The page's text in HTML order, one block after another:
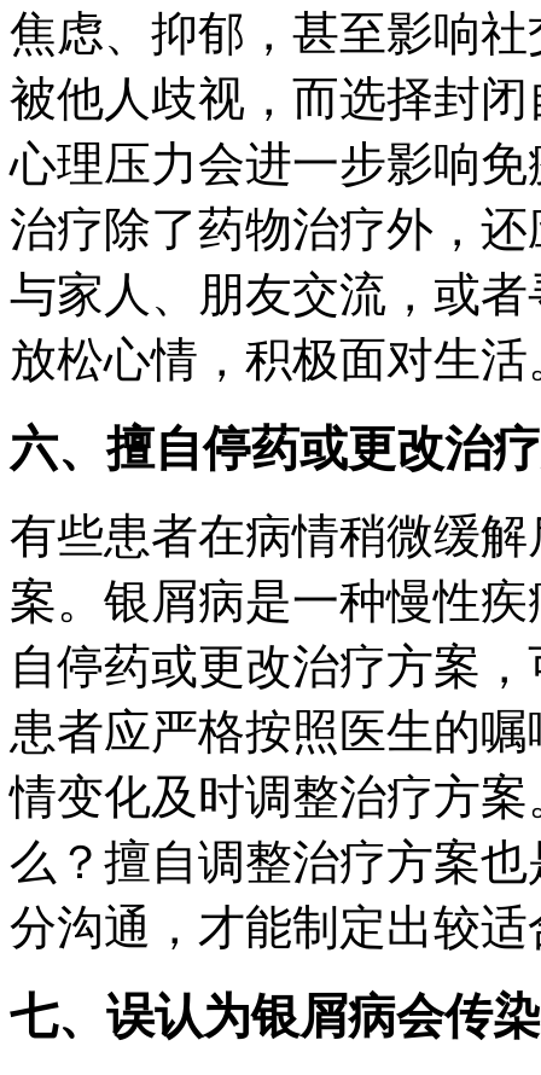
焦虑、抑郁，甚至影响
被他人歧视，而选择封
心理压力会进一步影响
治疗除了药物治疗外，
与家人、朋友交流，或
放松心情，积极面对生活
六、擅自停药或更改治
有些患者在病情稍微缓
案。银屑病是一种慢性
自停药或更改治疗方案
患者应严格按照医生的
情变化及时调整治疗方
么？擅自调整治疗方案
分沟通，才能制定出较
七、误认为银屑病会传染